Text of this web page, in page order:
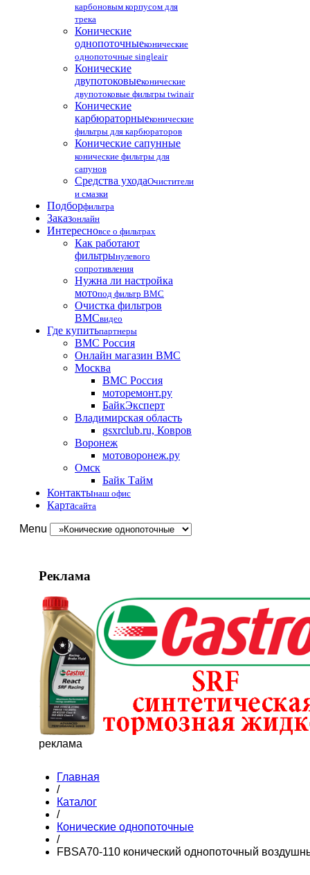
карбоновым корпусом для
трека
Конические
однопоточныеконические
однопоточные singleair
Конические
двупотоковыеконические
двупотоковые фильтры twinair
Конические
карбюраторныеконические
фильтры для карбюраторов
Конические сапунные
конические фильтры для
сапунов
Средства уходаОчистители
и смазки
Подборфильтра
Заказонлайн
Интересновсе о фильтрах
Как работают
фильтрынулевого
сопротивления
Нужна ли настройка
мотопод фильтр BMC
Очистка фильтров
BMCвидео
Где купитьпартнеры
BMC Россия
Онлайн магазин BMC
Москва
BMC Россия
моторемонт.ру
БайкЭксперт
Владимирская область
gsxrclub.ru, Ковров
Воронеж
мотоворонеж.ру
Омск
Байк Тайм
Контактынаш офис
Картасайта
Menu
Реклама
реклама
Главная
/
Каталог
/
Конические однопоточные
/
FBSA70-110 конический однопоточный